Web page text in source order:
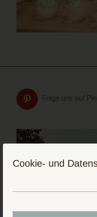
Cookie- und
Folge uns auf